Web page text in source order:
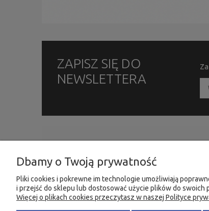
ZAPISZ SIĘ DO
NEWSLETTERA
O firmie
Ustawienia plików cookies
Kontakt i dane firmy
Dostawy i płatności
Ustawienia
Dbamy o Twoją prywatność
Pliki cookies i pokrewne im technologie umożliwiają
i przejść do sklepu lub dostosować użycie plików do
Więcej o plikach cookies przeczytasz w naszej Polityce